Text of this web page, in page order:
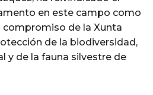
en este campo como
compromiso de la Xunta
de la biodiversidad,
y de la fauna silvestre de